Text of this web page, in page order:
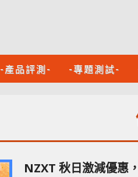
-產品評測- -專題測試-
NZXT 秋日激減優惠